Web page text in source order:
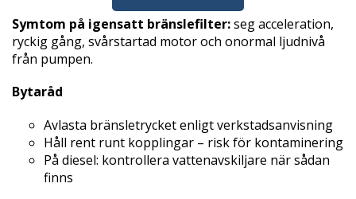
Symtom på igensatt bränslefilter:seg acceleration,
ryckig gång, svårstartad motor och onormal ljudnivå
från pumpen.
Bytaråd
Avlasta bränsletrycket enligt verkstadsanvisning
Håll rent runt kopplingar – risk för kontaminering
På diesel: kontrollera vattenavskiljare när sådan
finns